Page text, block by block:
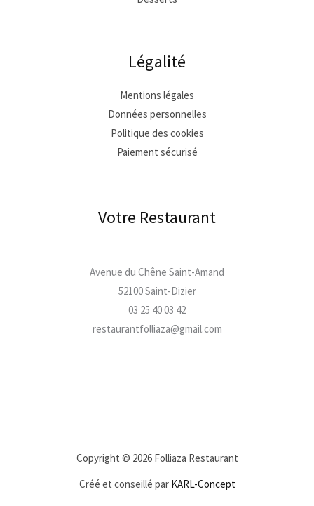
Légalité
Mentions légales
Données personnelles
Politique des cookies
Paiement sécurisé
Votre Restaurant
Avenue du Chêne Saint-Amand
52100 Saint-Dizier
03 25 40 03 42
restaurantfolliaza@gmail.com
Copyright © 2026 Folliaza Restaurant
Créé et conseillé par KARL-Concept